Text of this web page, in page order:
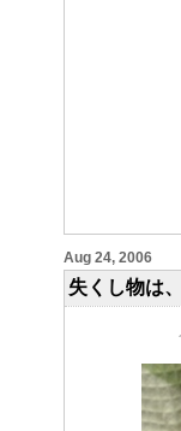
Aug 24, 2006
失くし物は